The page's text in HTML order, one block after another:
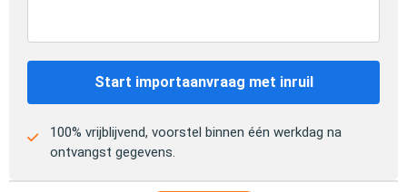
Start importaanvraag met inruil
100% vrijblijvend, voorstel binnen één werkdag na
ontvangst gegevens.